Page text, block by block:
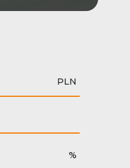
PLN
%